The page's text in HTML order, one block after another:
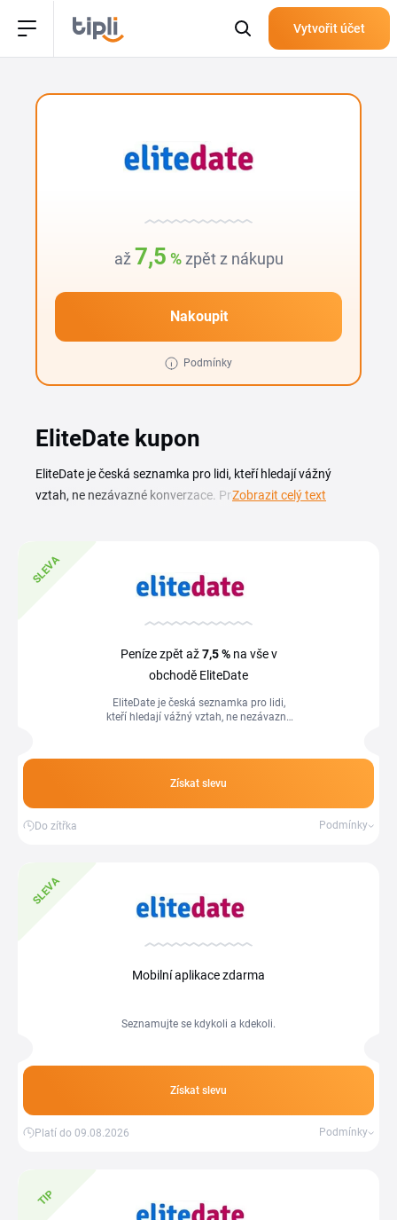
Vytvořit účet
až 7,5 % zpět z nákupu
Nakoupit
Podmínky
EliteDate kupon
EliteDate je česká seznamka pro lidi, kteří hledají vážný
vztah, ne nezávazné konverzace. Profily prochází
za prémiové předplatné méně. Aktuální EliteDate slevový
kupón i sezonní sleva na členství najdeš v přehledu na této
stránce. Placené předplatné odemyká zprávy, rozšířené
hledání a viditelnost profilu. Právě na tyto funkce se vyplatí
nebo celý balíček levněji. Kódy se mění, proto si stránku ulož
Zobrazit celý text
SLEVA
Peníze zpět až7,5 %na vše v
obchodě EliteDate
EliteDate je česká seznamka pro lidi,
kteří hledají vážný vztah, ne nezávazné
Získat slevu
Do zítřka Podmínky
SLEVA
Mobilní aplikace zdarma
Seznamujte se kdykoli a kdekoli.
Získat slevu
Platí do 09.08.2026 Podmínky
TIP